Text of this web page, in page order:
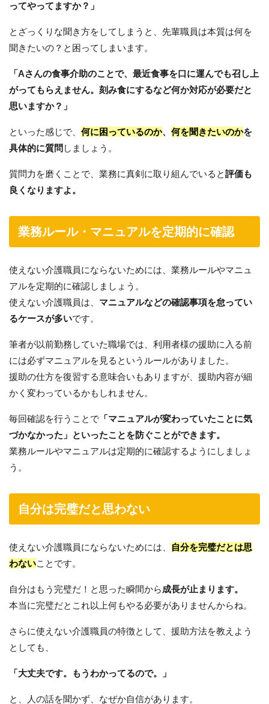
ってやってますか？」
とざっくりな聞き方をしてしまうと、先輩職員は本質は何を
聞きたいの？と困ってしまいます。
「Aさんの食事介助のことで、最近食事を口に運んでも召し上
がってもらえません。刻み食にするなど何か対応が必要だと
思いますか？」
といった感じで、 何に困っているのか、 何を聞きたいのかを
具体的に質問 しましょう。
質問力を磨くことで、業務に真剣に取り組んでいると評価も
良くなりますよ。
業務ルール・マニュアルを定期的に確認
使えない介護職員にならないためには、業務ルールやマニュ
アルを定期的に確認しましょう。
使えない介護職員は、 マニュアルなどの確認事項を怠ってい
るケースが多いです。
筆者が以前勤務していた職場では、利用者様の援助に入る前
には必ずマニュアルを見るというルールがありました。
援助の仕方を復習する意味合いもありますが、援助内容が細
かく変わっているかもしれません。
毎回確認を行うことで 「マニュアルが変わっていたことに気
づかなかった」といったことを防ぐことができます。
業務ルールやマニュアルは定期的に確認するようにしましょ
う。
自分は完璧だと思わない
使えない介護職員にならないためには、
自分を完璧だとは思
わないことです。
自分はもう完璧だ！と思った瞬間から成長が止まります。
本当に完璧だとこれ以上何もやる必要がありませんからね。
さらに使えない介護職員の特徴として、援助方法を教えよう
としても、
「大丈夫です。もうわかってるので。」
と、人の話を聞かず、なぜか自信があります。